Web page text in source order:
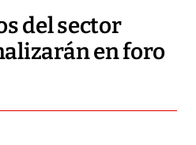
del sector
en foro